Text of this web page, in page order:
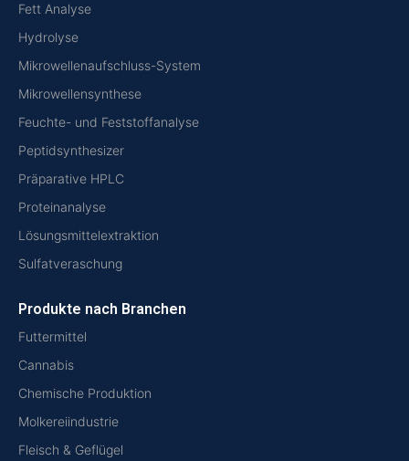
Fett Analyse
Hydrolyse
Mikrowellenaufschluss-System
Mikrowellensynthese
Feuchte- und Feststoffanalyse
Peptidsynthesizer
Präparative HPLC
Proteinanalyse
Lösungsmittelextraktion
Sulfatveraschung
Produkte nach Branchen
Futtermittel
Cannabis
Chemische Produktion
Molkereiindustrie
Fleisch & Geflügel